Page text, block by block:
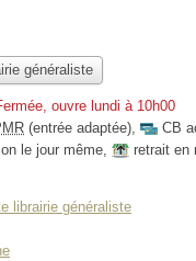
généraliste
ouvre lundi à 10h00
(entrée adaptée), CB
le jour même, retrait en
librairie généraliste